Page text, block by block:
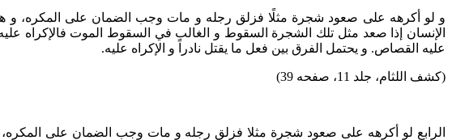
و لو أكرهه على صعود شجرة مثلًا فزلق رجله و مات وجب الضمان على المكره، و
الإنسان إذا صعد مثل تلك الشجرة السقوط و الغالب في السقوط الموت فالإكراه
عليه القصاص. و يحتمل الفرق بين فعل ما يقتل نادراً و الإكراه عليه.
(کشف اللثام، جلد 11، صفحه 39)
الرابع لو أكرهه على صعود شجرة مثلا فزلق رجله و مات وجب‌ الضمان على